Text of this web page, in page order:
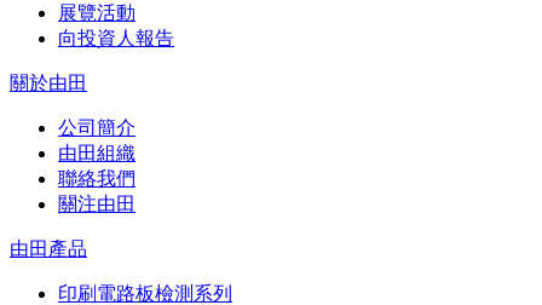
展覽活動
向投資人報告
關於由田
公司簡介
由田組織
聯絡我們
關注由田
由田產品
印刷電路板檢測系列